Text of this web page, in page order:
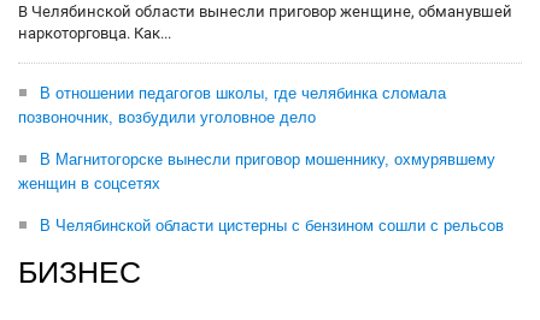
В Челябинской области вынесли приговор женщине, обманувшей
наркоторговца. Как...
В отношении педагогов школы, где челябинка сломала
позвоночник, возбудили уголовное дело
В Магнитогорске вынесли приговор мошеннику, охмурявшему
женщин в соцсетях
В Челябинской области цистерны с бензином сошли с рельсов
БИЗНЕС